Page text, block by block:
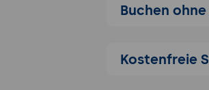
Open-Closed
Dependency
Buchen ohne
Kostenfreie